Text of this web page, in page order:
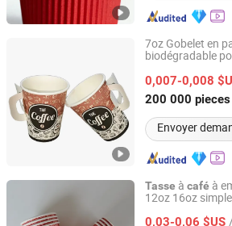
7oz Gobelet en
biodégradable
0,007-0,008
200 000 pieces
Envoyer
Anhui Kerui Import and Export Trading
Anhui, China Depuis 2024
Tasse à café à
12oz 16oz
0,03-0,06 $US
Anhui Jiushun Photoelectric